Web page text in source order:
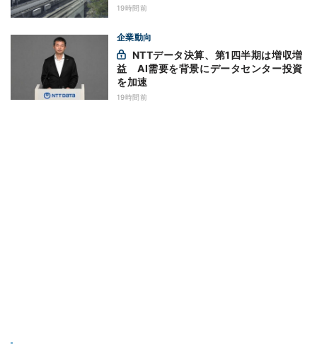
19時間前
企業動向
益 AI需要を背景にデータセンター投資
を加速
19時間前